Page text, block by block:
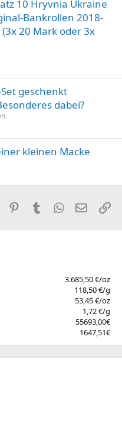
10 Hryvnia Ukraine
Bankrollen 2018-
20 Mark oder 3x
geschenkt
dabei?
kleinen Macke
PinterestTumblr WhatsApp
E-Mail
3.685,50 €/oz
118,50 €/g
53,45 €/oz
1,72 €/g
55693,00€
1647,51€